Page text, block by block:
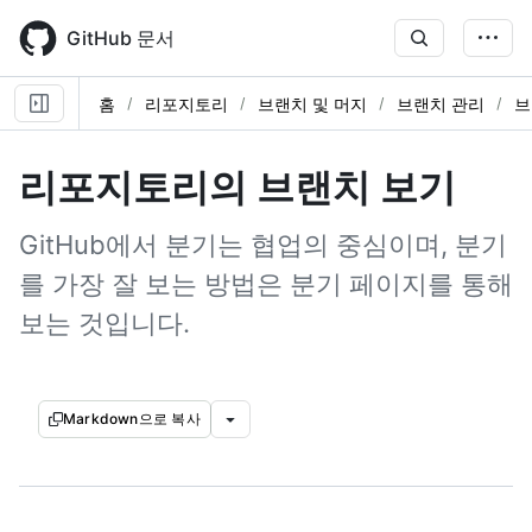
main
content
GitHub 문서
홈 리포지토리 브랜치 및 머지 브랜치 관리
리포지토리의 브랜치 보기
GitHub에서 분기는 협업의 중심이며, 분기
를 가장 잘 보는 방법은 분기 페이지를 통해
보는 것입니다.
Markdown으로 복사